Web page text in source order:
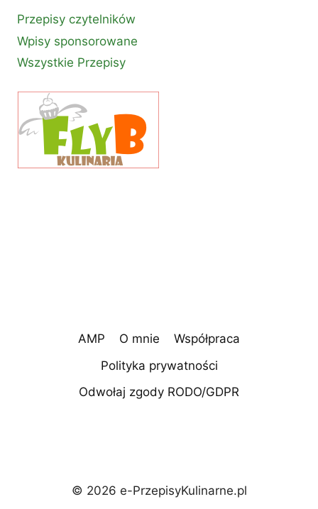
Przepisy czytelników
Wpisy sponsorowane
Wszystkie Przepisy
AMP O mnie
Współpraca
Polityka prywatności
Odwołaj zgody RODO/GDPR
© 2026 e-PrzepisyKulinarne.pl